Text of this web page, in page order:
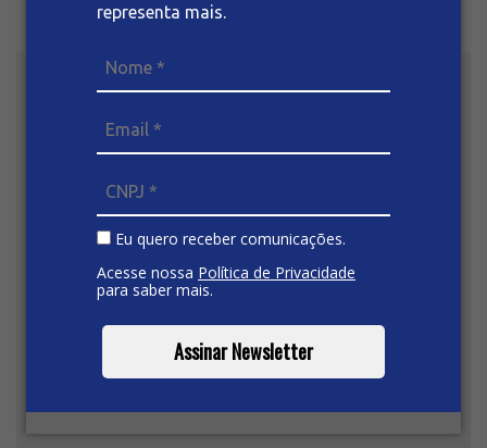
representa mais.
Eu quero receber comunicações.
Acesse nossa Política de Privacidade
para saber mais.
Assinar Newsletter